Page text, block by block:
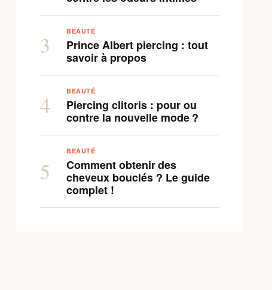
3
BEAUTÉ
Prince Albert piercing : tout
savoir à propos
4
BEAUTÉ
Piercing clitoris : pour ou
contre la nouvelle mode ?
5
BEAUTÉ
Comment obtenir des
cheveux bouclés ? Le guide
complet !